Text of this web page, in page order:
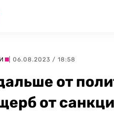
| 06.08.2023 / 18:58
от
от